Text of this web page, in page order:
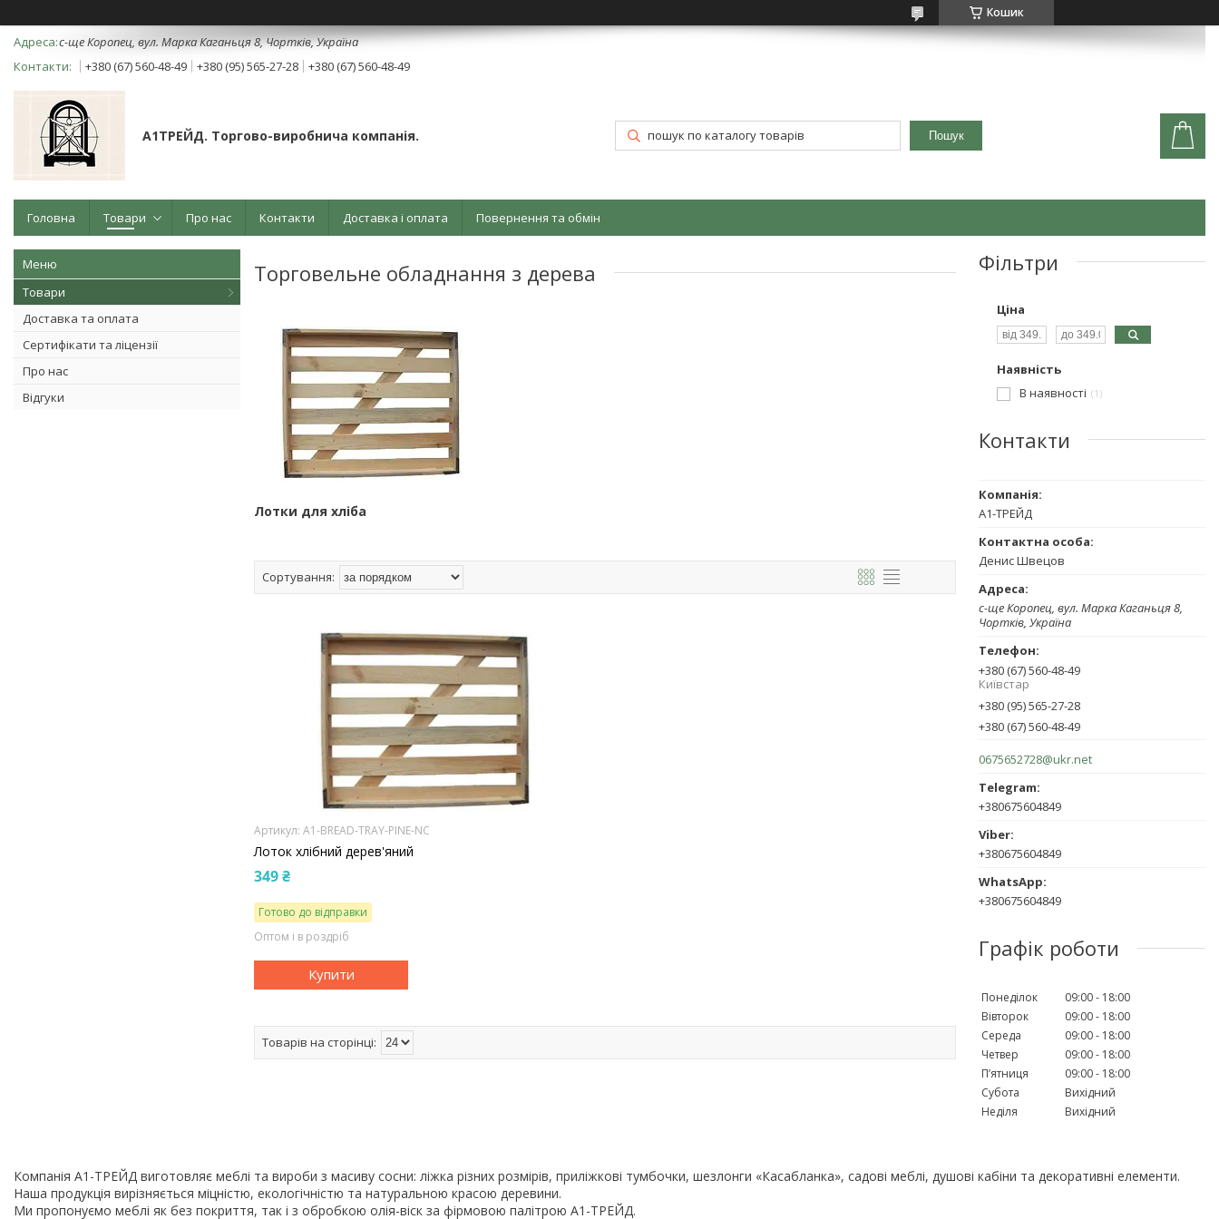
Кошик
с-ще Коропец, вул. Марка Каганьця 8, Чортків, Україна
+380 (67) 560-48-49
+380 (95) 565-27-28 +380 (67) 560-48-49
А1ТРЕЙД. Торгово-виробнича компанія. Пошук
Головна Товари Про нас Контакти Доставка і оплата Повернення та обмін
Товари
Доставка та оплата
Сертифікати та ліцензії
Про нас
Відгуки
Торговельне обладнання з дерева
Лотки для хліба
A1-BREAD-TRAY-PINE-NC
Лоток хлібний дерев'яний
349 ₴
Готово до відправки
Оптом і в роздріб
Купити
Фільтри
Ціна
Наявність
В наявності
1
Контакти
А1-ТРЕЙД
Денис Швецов
с-ще Коропец, вул. Марка Каганьця 8,
Чортків, Україна
+380 (67) 560-48-49
Київстар
+380 (95) 565-27-28
+380 (67) 560-48-49
0675652728@ukr.net
+380675604849
+380675604849
+380675604849
Графік роботи
Понеділок 09:00
18:00
Вівторок
09:00
18:00
Середа
09:00
18:00
Четвер
09:00
18:00
Пʼятниця
09:00
18:00
Субота
Вихідний
Неділя
Вихідний
Компанія A1-ТРЕЙД виготовляє меблі та вироби з масиву сосни: ліжка різних розмірів, приліжкові тумбочки, шезлонги «Касабланка», садові меблі, душові кабіни та декоративні елементи.
Наша продукція вирізняється міцністю, екологічністю та натуральною красою деревини.
Ми пропонуємо меблі як без покриття, так і з обробкою олія-віск за фірмовою палітрою A1-ТРЕЙД.